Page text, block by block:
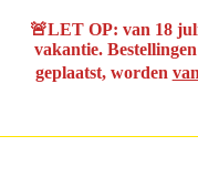
🚨LET OP: van 18
vakantie.
geplaatst, worden